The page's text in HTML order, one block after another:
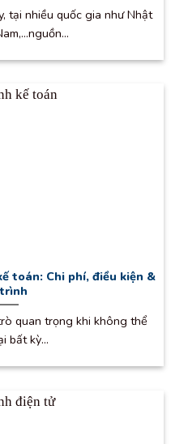
tại nhiều quốc gia như Nhật
toán: Chi phí, điều kiện &
quan trọng khi không thể
bất kỳ...